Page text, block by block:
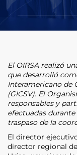
El OIRSA realizó
que desarrolló
Interamericano de
(GICSV). El
responsables y
efectuadas durante
traspaso de la
El director
director regional